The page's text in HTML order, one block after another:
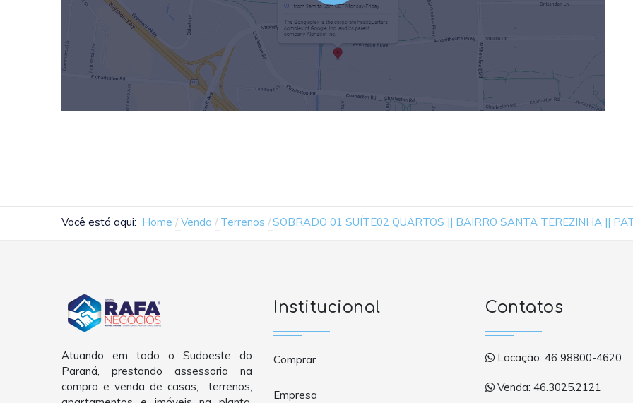
Você está aqui: Home Venda Terrenos SOBRADO 01 SUÍTE02 QUARTOS || BAIRRO SANTA TEREZINHA ||
Atuando em todo o Sudoeste do
Paraná, prestando assessoria na
compra e venda de casas, terrenos,
Institucional
Comprar
Empresa
Contatos
Locação: 46 98800-4620
Venda: 46.3025.2121